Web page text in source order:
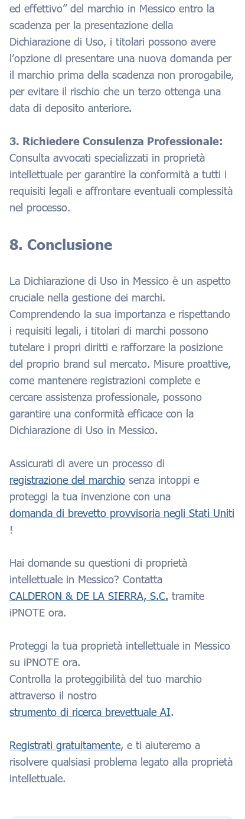
ed effettivo” del marchio in Messico entro la
scadenza per la presentazione della
Dichiarazione di Uso, i titolari possono avere
l’opzione di presentare una nuova domanda per
il marchio prima della scadenza non prorogabile,
per evitare il rischio che un terzo ottenga una
data di deposito anteriore.
3. Richiedere Consulenza Professionale:
Consulta avvocati specializzati in proprietà
intellettuale per garantire la conformità a tutti i
requisiti legali e affrontare eventuali complessità
nel processo.
8. Conclusione
La Dichiarazione di Uso in Messico è un aspetto
cruciale nella gestione dei marchi.
Comprendendo la sua importanza e rispettando
i requisiti legali, i titolari di marchi possono
tutelare i propri diritti e rafforzare la posizione
del proprio brand sul mercato. Misure proattive,
come mantenere registrazioni complete e
cercare assistenza professionale, possono
garantire una conformità efficace con la
Dichiarazione di Uso in Messico.
Assicurati di avere un processo di
registrazione del marchio senza intoppi e
proteggi la tua invenzione con una
domanda di brevetto provvisoria negli Stati Uniti
!
Hai domande su questioni di proprietà
intellettuale in Messico? Contatta
CALDERON & DE LA SIERRA, S.C. tramite
iPNOTE ora.
Proteggi la tua proprietà intellettuale in Messico
su iPNOTE ora.
Controlla la proteggibilità del tuo marchio
attraverso il nostro
strumento di ricerca brevettuale AI.
Registrati gratuitamente, e ti aiuteremo a
risolvere qualsiasi problema legato alla proprietà
intellettuale.